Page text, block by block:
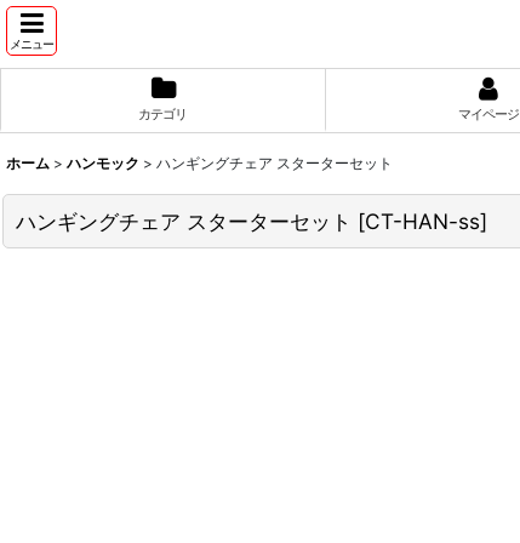
メニュー
カテゴリ マイページ
ホーム > ハンモック > ハンギングチェア スターターセット
ハンギングチェア スターターセット [CT-HAN-ss]